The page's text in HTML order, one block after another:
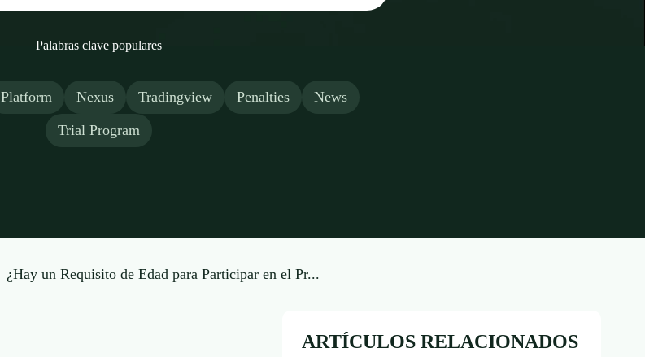
Palabras clave populares
Platform Nexus Tradingview Penalties News
Trial Program
¿Hay un Requisito de Edad para Participar en el Pr...
ARTÍCULOS RELACIONADOS